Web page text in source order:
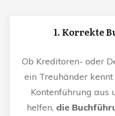
1. Korrekte
Ob Kreditoren- oder
ein Treuhänder
Kontenführung aus
helfen, die